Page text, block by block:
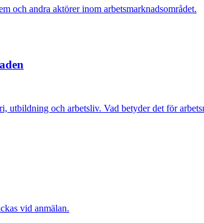
och andra aktörer inom arbetsmarknadsområdet.
och arbetsliv. Vad betyder det för
vid anmälan.